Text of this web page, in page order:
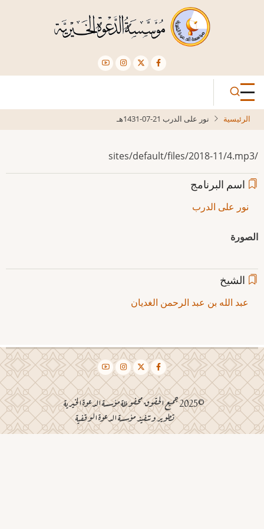
الرئيسية نور على الدرب 21-07-1431هـ
/sites/default/files/2018-11/4.mp3
اسم البرنامج
نور على الدرب
الصورة
الشيخ
عبد الله بن عبد الرحمن الغديان
©2025 جميع الحقوق محفوظة مؤسسة الدعوة الخيرية
تطوير وتنفيذ مؤسسة الدعوة الوقفية